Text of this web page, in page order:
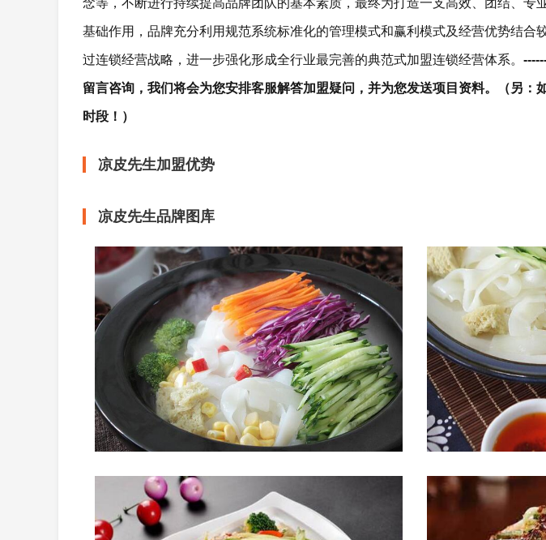
念等，不断进行持续提高品牌团队的基本素质，最终为打造一支高效、团结、专
基础作用，品牌充分利用规范系统标准化的管理模式和赢利模式及经营优势结合
过连锁经营战略，进一步强化形成全行业最完善的典范式加盟连锁经营体系。
留言咨询，我们将会为您安排客服解答加盟疑问，并为您发送项目资料。（另：
时段！）
凉皮先生加盟优势
凉皮先生品牌图库